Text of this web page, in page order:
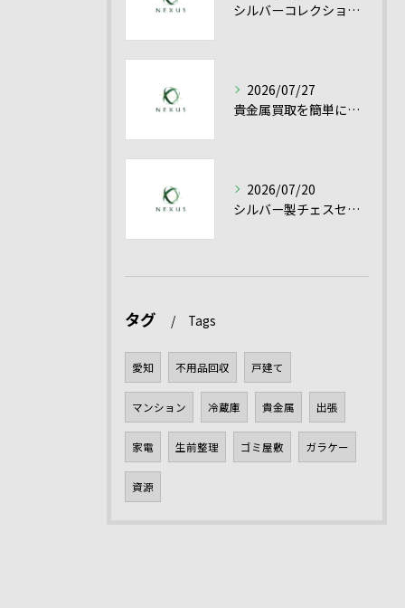
シルバーコレクション売却を愛知県で有利に進める貴金属シルバー買取の実践ポイント
2026/07/27
貴金属買取を簡単に成功させるシルバー買取と高額売却のコツ
2026/07/20
シルバー製チェスセット買取を愛知県で高く売るための査定ポイントと貴金属の評価基準
タグ Tags
愛知 不用品回収 戸建て
マンション 冷蔵庫 貴金属 出張
家電 生前整理 ゴミ屋敷 ガラケー
資源